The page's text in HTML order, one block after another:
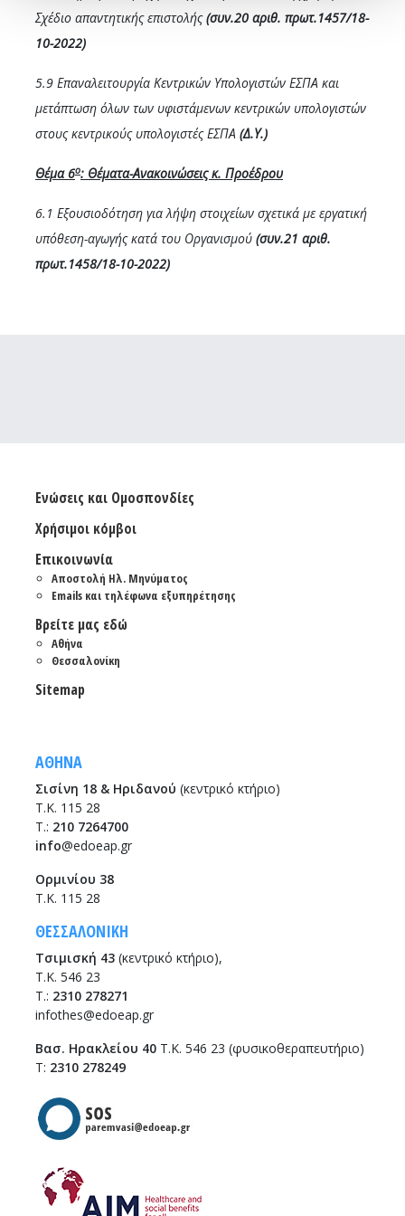
Σχέδιο απαντητικής επιστολής(συν.20 αριθ. πρωτ.1457/18-
10-2022)
5.9 Επαναλειτουργία Κεντρικών Υπολογιστών ΕΣΠΑ και
μετάπτωση όλων των υφιστάμενων κεντρικών υπολογιστών
στους κεντρικούς υπολογιστές ΕΣΠΑ (Δ.Υ.)
Θέμα 6ο: Θέματα-Ανακοινώσεις κ. Προέδρου
6.1 Εξουσιοδότηση για λήψη στοιχείων σχετικά με εργατική
υπόθεση-αγωγής κατά του Οργανισμού (συν.21 αριθ.
πρωτ.1458/18-10-2022)
Ενώσεις και Ομοσπονδίες
Χρήσιμοι κόμβοι
Επικοινωνία
Αποστολή Ηλ. Μηνύματος
Emails και τηλέφωνα εξυπηρέτησης
Βρείτε μας εδώ
Αθήνα
Θεσσαλονίκη
Sitemap
ΑΘΗΝΑ
Σισίνη 18 & Ηριδανού (κεντρικό κτήριο)
Τ.Κ. 115 28
T.: 210 7264700
info@edoeap.gr
Ορμινίου 38
Τ.Κ. 115 28
ΘΕΣΣΑΛΟΝΙΚΗ
Τσιμισκή 43 (κεντρικό κτήριο),
Τ.Κ. 546 23
T.: 2310 278271
infothes@edoeap.gr
Βασ. Ηρακλείου 40 Τ.Κ. 546 23 (φυσικοθεραπευτήριο)
Τ: 2310 278249